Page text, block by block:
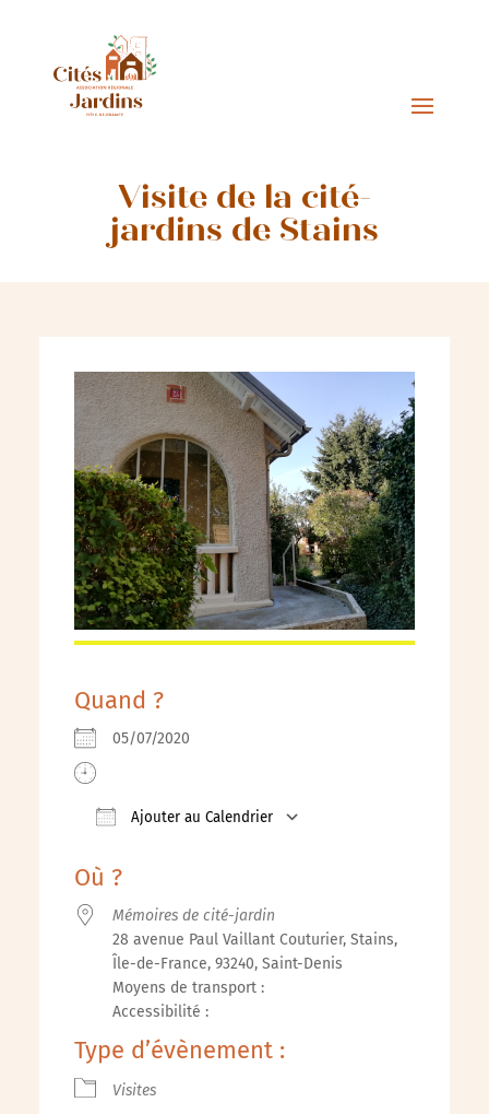
Visite de la cité-
jardins de Stains
Quand ?
05/07/2020
Ajouter au Calendrier
Où ?
Mémoires de cité-jardin
28 avenue Paul Vaillant Couturier, Stains,
Île-de-France, 93240, Saint-Denis
Moyens de transport :
Accessibilité :
Type d’évènement :
Visites